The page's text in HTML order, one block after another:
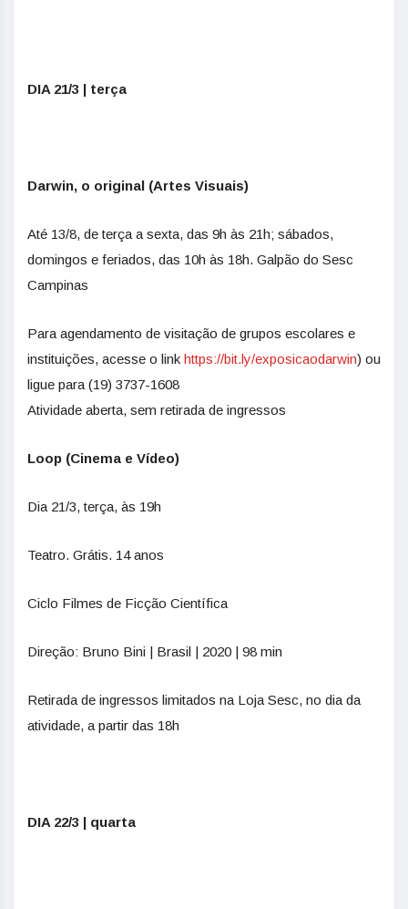
DIA 21/3 | terça
Darwin, o original (Artes Visuais)
Até 13/8, de terça a sexta, das 9h às 21h; sábados,
domingos e feriados, das 10h às 18h. Galpão do Sesc
Campinas
Para agendamento de visitação de grupos escolares e
instituições, acesse o link https://bit.ly/exposicaodarwin) ou
ligue para (19) 3737-1608
Atividade aberta, sem retirada de ingressos
Loop (Cinema e Vídeo)
Dia 21/3, terça, às 19h
Teatro. Grátis. 14 anos
Ciclo Filmes de Ficção Científica
Direção: Bruno Bini | Brasil | 2020 | 98 min
Retirada de ingressos limitados na Loja Sesc, no dia da
atividade, a partir das 18h
DIA 22/3 | quarta